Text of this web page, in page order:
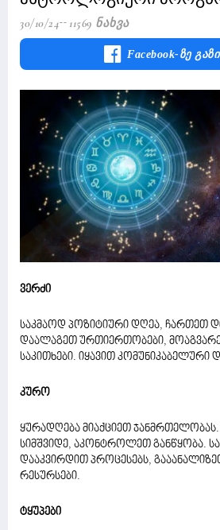
30/10/24 11569 Ნახვა
Facebook-Ზე
ვერძი
საკმაოდ პოზიტიური დღეა, ჩართეთ
დაალაგეთ ურთიერთობები,
საკითხები. იყავით კომუნიკაბელური
კურო
ყურადღება მიაქციეთ ჯანმრთელობას.
სიმშვიდე, აკონტროლეთ განწყობა.
დააკვირდით პროცესებს,
რესურსები.
ტყუპები